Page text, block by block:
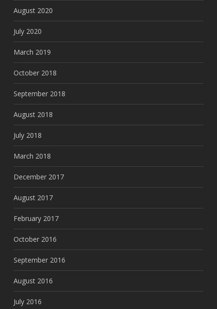
August 2020
July 2020
March 2019
October 2018
September 2018
August 2018
July 2018
March 2018
December 2017
August 2017
February 2017
October 2016
September 2016
August 2016
July 2016